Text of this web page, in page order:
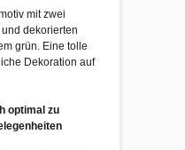
mit zwei
dekorierten
grün. Eine tolle
Dekoration auf
optimal zu